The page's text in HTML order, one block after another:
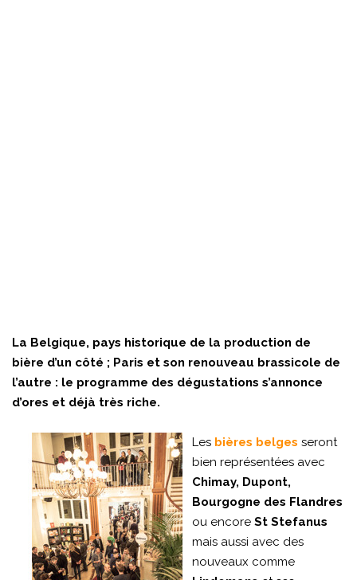
La Belgique, pays historique de la production de
bière d’un côté ; Paris et son renouveau brassicole de
l’autre : le programme des dégustations s’annonce
d’ores et déjà très riche.
Les bières belges seront
bien représentées avec
Chimay, Dupont,
Bourgogne des Flandres
ou encore St Stefanus
mais aussi avec des
nouveaux comme